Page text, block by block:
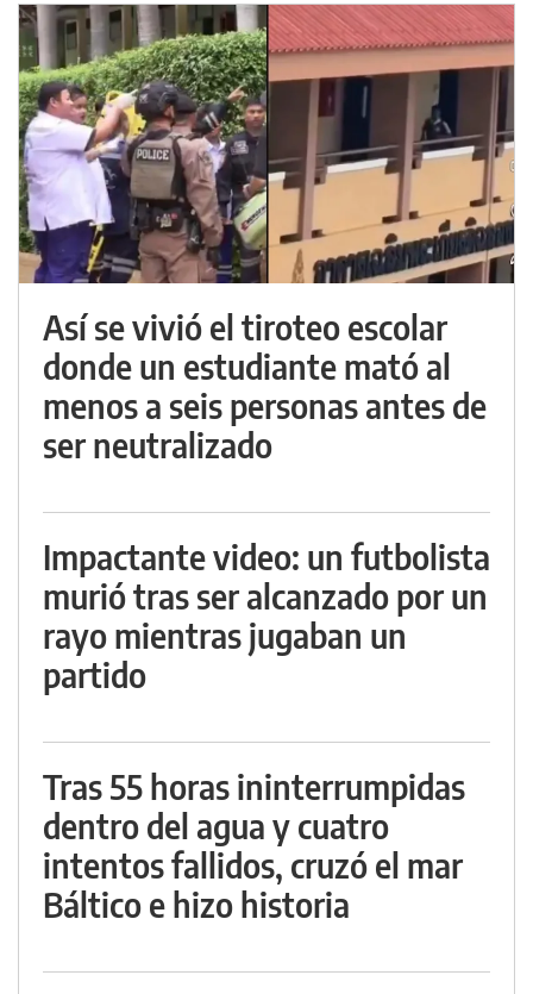
Así se vivió el tiroteo escolar
donde un estudiante mató al
menos a seis personas antes de
ser neutralizado
Impactante video: un futbolista
murió tras ser alcanzado por un
rayo mientras jugaban un
partido
Tras 55 horas ininterrumpidas
dentro del agua y cuatro
intentos fallidos, cruzó el mar
Báltico e hizo historia